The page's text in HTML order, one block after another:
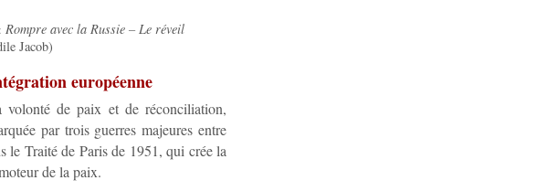
Rompre avec la Russie – Le réveil
Jacob)
européenne
volonté de paix et de réconciliation,
par trois guerres majeures entre
le Traité de Paris de 1951, qui crée la
de la paix.